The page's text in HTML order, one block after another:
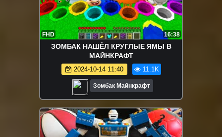
FHD 16:38
ЗОМБАК НАШЁЛ КРУГЛЫЕ ЯМЫ В
МАЙНКРАФТ
2024-10-14 11:40 11.1K
Зомбак Майнкрафт